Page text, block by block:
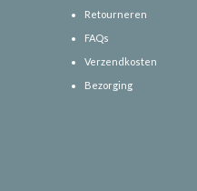
Retourneren
FAQs
Verzendkosten
Bezorging